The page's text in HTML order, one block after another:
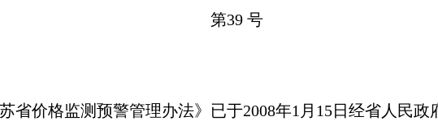
39 号
价格监测预警管理办法》已于2008年1月15日经省人民政